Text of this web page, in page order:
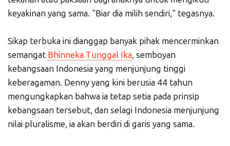
keyakinan yang sama. "Biar dia milih sendiri," tegasnya.
Sikap terbuka ini dianggap banyak pihak mencerminkan
semangat Bhinneka Tunggal Ika, semboyan
kebangsaan Indonesia yang menjunjung tinggi
keberagaman. Denny yang kini berusia 44 tahun
mengungkapkan bahwa ia tetap setia pada prinsip
kebangsaan tersebut, dan selagi Indonesia menjunjung
nilai pluralisme, ia akan berdiri di garis yang sama.